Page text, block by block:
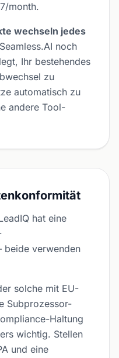
month.
wechseln jedes
noch
Ihr bestehendes
zu
automatisch zu
andere Tool-
hat eine
beide verwenden
solche mit EU-
Subprozessor-
Haltung
wichtig. Stellen
und eine